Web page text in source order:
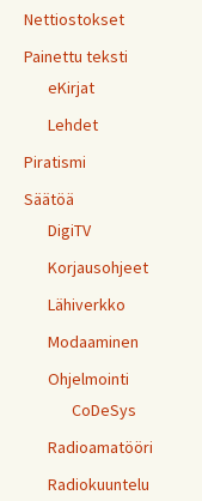
Nettiostokset
Painettu teksti
eKirjat
Lehdet
Piratismi
Säätöä
DigiTV
Korjausohjeet
Lähiverkko
Modaaminen
Ohjelmointi
CoDeSys
Radioamatööri
Radiokuuntelu